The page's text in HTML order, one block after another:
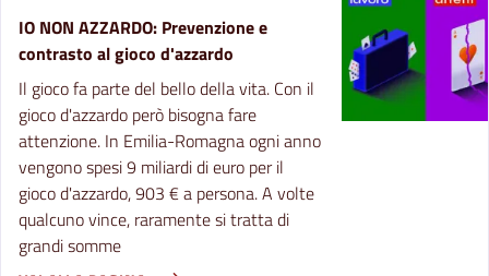
IO NON AZZARDO: Prevenzione e
contrasto al gioco d'azzardo
Il gioco fa parte del bello della vita. Con il
gioco d'azzardo però bisogna fare
attenzione. In Emilia-Romagna ogni anno
vengono spesi 9 miliardi di euro per il
gioco d'azzardo, 903 € a persona. A volte
qualcuno vince, raramente si tratta di
grandi somme